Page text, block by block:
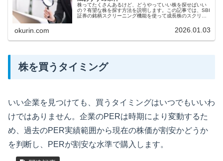
株ってたくさんあるけど、どうやっていい株を探せばいい
の？有望な株を探す方法を説明します。この記事では、SBI
証券の銘柄スクリーニング機能を使って成長株のスクリー
okurin.com 2026.01.03
株を買うタイミング
いい企業を見つけても、買うタイミングはいつでもいいわ
けではありません。企業のPERは時期により変動するた
め、過去のPER実績範囲から現在の株価が割安かどうか
を判断し、PERが割安な水準で購入します。